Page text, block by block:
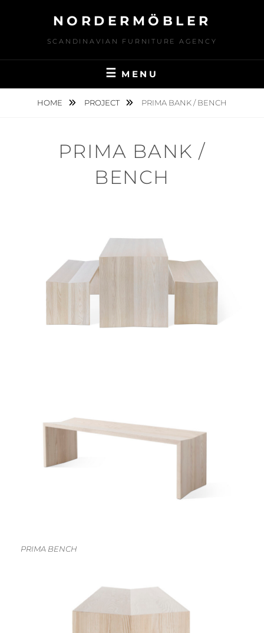
NORDERMÖBLER
SCANDINAVIAN FURNITURE AGENCY
MENU
HOME PROJECT PRIMA BANK / BENCH
PRIMA BANK /
BENCH
PRIMA BENCH